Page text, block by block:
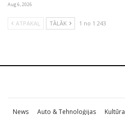
Aug 6, 2026
ATPAKAĻ TĀLĀK 1 no 1 243
News Auto & Tehnoloģijas Kultūra